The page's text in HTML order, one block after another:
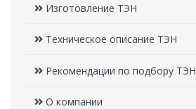
Изготовление ТЭН
Техническое описание ТЭН
Рекомендации по подбору ТЭН
О компании